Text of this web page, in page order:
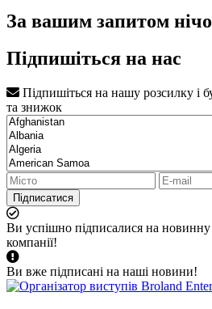
За вашим запитом
Підпишіться на нас
Підпишіться на нашу розсилку і
та знижок
Підписатися
Ви успішно підписалися на новинну
компанії!
Ви вже підписані на наші новини!